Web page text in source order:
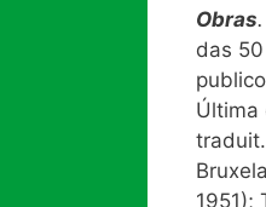
Obras.
das
Última
1951);